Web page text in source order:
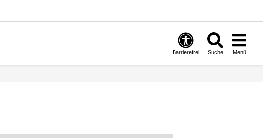
Barrierefrei Suche Menü